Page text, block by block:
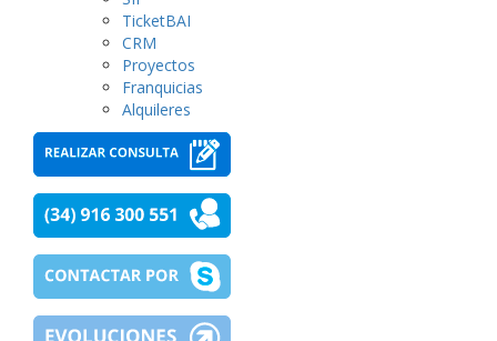
TicketBAI
CRM
Proyectos
Franquicias
Alquileres